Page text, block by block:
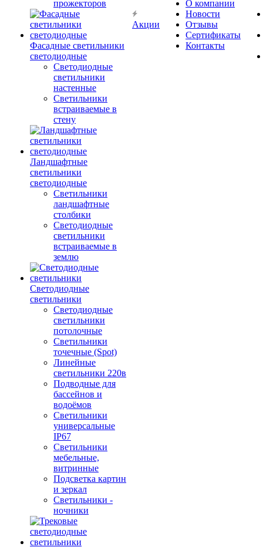
прожекторов
Фасадные светильники
светодиодные
Светодиодные
светильники
настенные
Светильники
встраиваемые в
стену
Ландшафтные
светильники
светодиодные
Светильники
ландшафтные
столбики
Светодиодные
светильники
встраиваемые в
землю
Светодиодные
светильники
Светодиодные
светильники
потолочные
Светильники
точечные (Spot)
Линейные
светильники 220в
Подводные для
бассейнов и
водоёмов
Светильники
универсальные
IP67
Светильники
мебельные,
витринные
Подсветка картин
и зеркал
Светильники -
ночники
Акции
О компании
Новости
Отзывы
Сертификаты
Контакты